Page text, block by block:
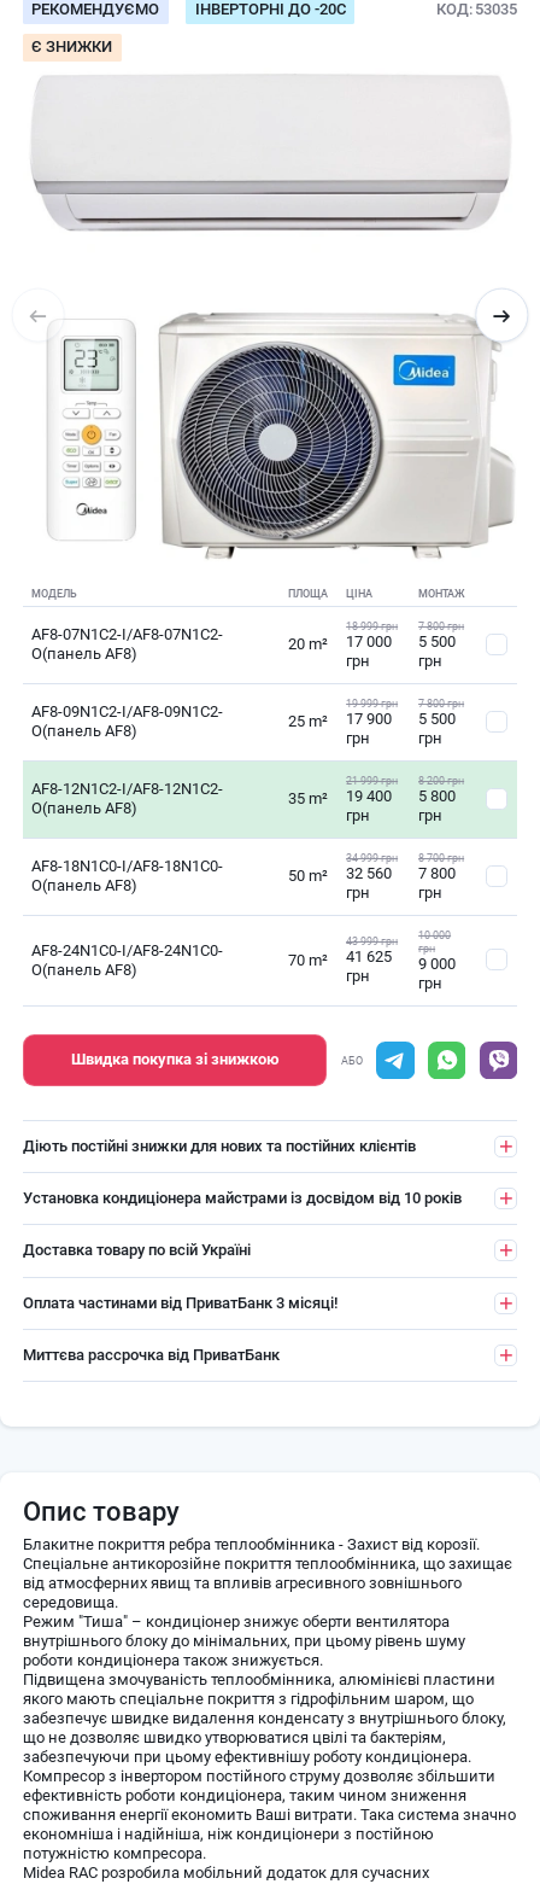
РЕКОМЕНДУЄМО ІНВЕРТОРНІ ДО -20С
Є ЗНИЖКИ
КОД 53035
МОДЕЛЬ ПЛОЩА ЦІНА МОНТАЖ
AF8-07N1C2-I/AF8-07N1C2-
O(панель AF8)
20 m²
18 999 грн
17 000
грн
7 800 грн
5 500
грн
AF8-09N1C2-I/AF8-09N1C2-
O(панель AF8)
25 m²
19 999 грн
17 900
грн
7 800 грн
5 500
грн
AF8-12N1C2-I/AF8-12N1C2-
O(панель AF8)
35 m²
21 999 грн
19 400
грн
8 200 грн
5 800
грн
AF8-18N1C0-I/AF8-18N1C0-
O(панель AF8)
50 m²
34 999 грн
32 560
грн
8 700 грн
7 800
грн
AF8-24N1C0-I/AF8-24N1C0-
O(панель AF8)
70 m²
43 999 грн
41 625
грн
10 000
грн
9 000
грн
Швидка покупка зі знижкою АБО
Діють постійні знижки для нових та постійних клієнтів
Установка кондиціонера майстрами із досвідом від 10 років
Доставка товару по всій Україні
Оплата частинами від ПриватБанк 3 місяці!
Миттєва рассрочка від ПриватБанк
Опис товару
Блакитне покриття ребра теплообмінника - Захист від корозії.
Спеціальне антикорозійне покриття теплообмінника, що захищає
від атмосферних явищ та впливів агресивного зовнішнього
середовища.
Режим "Тиша" – кондиціонер знижує оберти вентилятора
внутрішнього блоку до мінімальних, при цьому рівень шуму
роботи кондиціонера також знижується.
Підвищена змочуваність теплообмінника, алюмінієві пластини
якого мають спеціальне покриття з гідрофільним шаром, що
забезпечує швидке видалення конденсату з внутрішнього блоку,
що не дозволяє швидко утворюватися цвілі та бактеріям,
забезпечуючи при цьому ефективнішу роботу кондиціонера.
Компресор з інвертором постійного струму дозволяє збільшити
ефективність роботи кондиціонера, таким чином зниження
споживання енергії економить Ваші витрати. Така система значно
економніша і надійніша, ніж кондиціонери з постійною
потужністю компресора.
Midea RAC розробила мобільний додаток для сучасних